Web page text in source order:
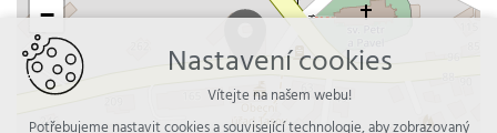
−
Nastavení cookies
Vítejte na našem webu!
Potřebujeme nastavit cookies a související technologie, aby zobrazovaný